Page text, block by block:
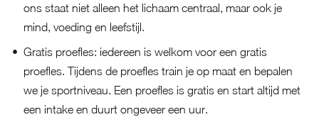
ons staat niet alleen het lichaam centraal, maar ook je
mind, voeding en leefstijl.
Gratis proefles: iedereen is welkom voor een gratis
proefles. Tijdens de proefles train je op maat en bepalen
we je sportniveau. Een proefles is gratis en start altijd met
een intake en duurt ongeveer een uur.